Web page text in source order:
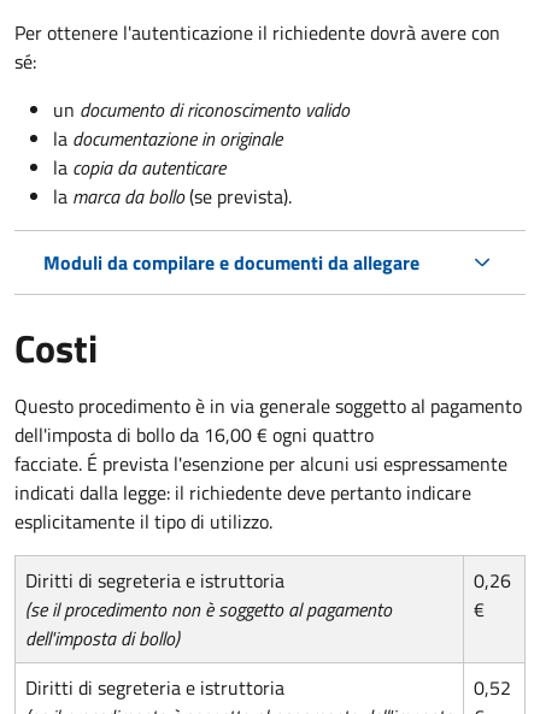
Per ottenere l'autenticazione il richiedente dovrà avere con
sé:
un documento di riconoscimento valido
la documentazione in originale
la copia da autenticare
la marca da bollo(se prevista).
Moduli da compilare e documenti da allegare
Costi
Questo procedimento è in via generale soggetto al pagamento
dell'imposta di bollo da 16,00 € ogni quattro
facciate. É prevista l'esenzione per alcuni usi espressamente
indicati dalla legge: il richiedente deve pertanto indicare
esplicitamente il tipo di utilizzo.
Diritti di segreteria e istruttoria
(se il procedimento non è soggetto al pagamento
dell'imposta di bollo)
0,26
€
Diritti di segreteria e istruttoria
0,52